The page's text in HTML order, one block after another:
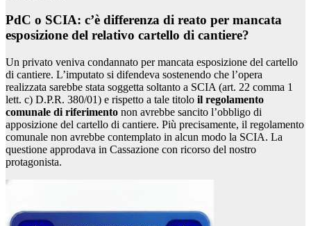
PdC o SCIA: c’è differenza di reato per mancata
esposizione del relativo cartello di cantiere?
Un privato veniva condannato per mancata esposizione del cartello
di cantiere. L’imputato si difendeva sostenendo che l’opera
realizzata sarebbe stata soggetta soltanto a SCIA (art. 22 comma 1
lett. c) D.P.R. 380/01) e rispetto a tale titolo il regolamento
comunale di riferimento non avrebbe sancito l’obbligo di
apposizione del cartello di cantiere. Più precisamente, il regolamento
comunale non avrebbe contemplato in alcun modo la SCIA. La
questione approdava in Cassazione con ricorso del nostro
protagonista.